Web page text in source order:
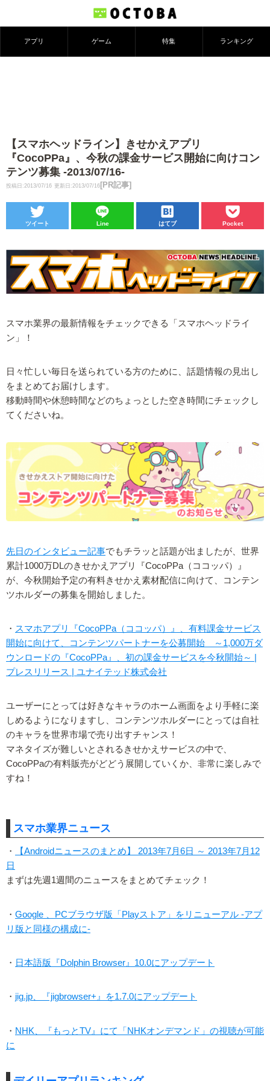
アプリ ゲーム 特集 ランキング
【スマホヘッドライン】きせかえアプリ
『CocoPPa』、今秋の課金サービス開始に向けコン
テンツ募集 -2013/07/16-
投稿日:2013/07/16 更新日:2013/07/16 [PR記事]
ツイート Line はてブ Pocket
スマホ業界の最新情報をチェックできる「スマホヘッドライ
ン」！
日々忙しい毎日を送られている方のために、話題情報の見出し
をまとめてお届けします。
移動時間や休憩時間などのちょっとした空き時間にチェックし
てくださいね。
先日のインタビュー記事でもチラッと話題が出ましたが、世界
累計1000万DLのきせかえアプリ『CocoPPa（ココッパ）』
が、今秋開始予定の有料きせかえ素材配信に向けて、コンテン
ツホルダーの募集を開始しました。
・ スマホアプリ『CocoPPa（ココッパ）』、有料課金サービス
開始に向けて、コンテンツパートナーを公募開始 ～1,000万ダ
ウンロードの『CocoPPa』、初の課金サービスを今秋開始～ |
プレスリリース | ユナイテッド株式会社
ユーザーにとっては好きなキャラのホーム画面をより手軽に楽
しめるようになりますし、コンテンツホルダーにとっては自社
のキャラを世界市場で売り出すチャンス！
マネタイズが難しいとされるきせかえサービスの中で、
CocoPPaの有料販売がどどう展開していくか、非常に楽しみで
すね！
スマホ業界ニュース
・
【Androidニュースのまとめ】 2013年7月6日 ～ 2013年7月12
日
まずは先週1週間のニュースをまとめてチェック！
・ Google 、PCブラウザ版「Playストア」をリニューアル -アプ
リ版と同様の構成に-
・ 日本語版『Dolphin Browser』10.0にアップデート
・ jig.jp、『jigbrowser+』を1.7.0にアップデート
・ NHK、『もっとTV』にて「NHKオンデマンド」の視聴が可能
に